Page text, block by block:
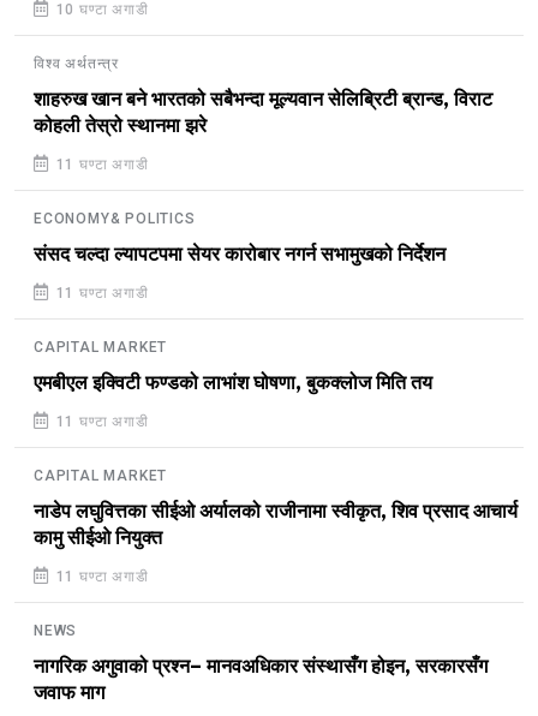
10 घण्टा अगाडी
विश्व अर्थतन्त्र
शाहरुख खान बने भारतको सबैभन्दा मूल्यवान सेलिब्रिटी ब्रान्ड, विराट
कोहली तेस्रो स्थानमा झरे
11 घण्टा अगाडी
ECONOMY& POLITICS
संसद चल्दा ल्यापटपमा सेयर कारोबार नगर्न सभामुखको निर्देशन
11 घण्टा अगाडी
CAPITAL MARKET
एमबीएल इक्विटी फण्डको लाभांश घोषणा, बुकक्लोज मिति तय
11 घण्टा अगाडी
CAPITAL MARKET
नाडेप लघुवित्तका सीईओ अर्यालको राजीनामा स्वीकृत, शिव प्रसाद आचार्य
कामु सीईओ नियुक्त
11 घण्टा अगाडी
NEWS
नागरिक अगुवाको प्रश्न– मानवअधिकार संस्थासँग होइन, सरकारसँग
जवाफ माग